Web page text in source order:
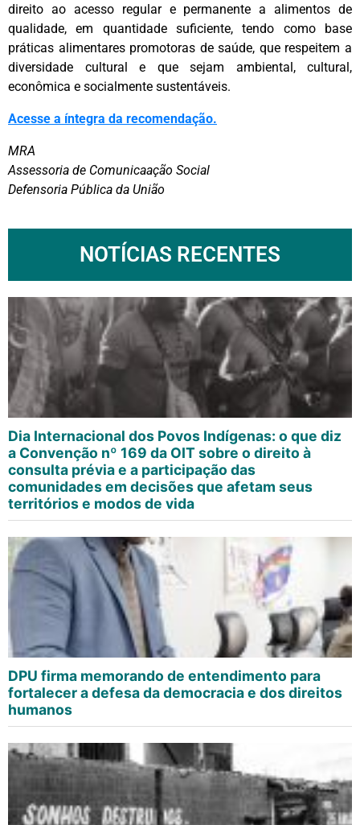
direito ao acesso regular e permanente a alimentos de
qualidade, em quantidade suficiente, tendo como base
práticas alimentares promotoras de saúde, que respeitem a
diversidade cultural e que sejam ambiental, cultural,
econômica e socialmente sustentáveis.
Acesse a íntegra da recomendação.
MRA
Assessoria de Comunicaação Social
Defensoria Pública da União
NOTÍCIAS RECENTES
Dia Internacional dos Povos Indígenas: o que diz
a Convenção nº 169 da OIT sobre o direito à
consulta prévia e a participação das
comunidades em decisões que afetam seus
territórios e modos de vida
DPU firma memorando de entendimento para
fortalecer a defesa da democracia e dos direitos
humanos